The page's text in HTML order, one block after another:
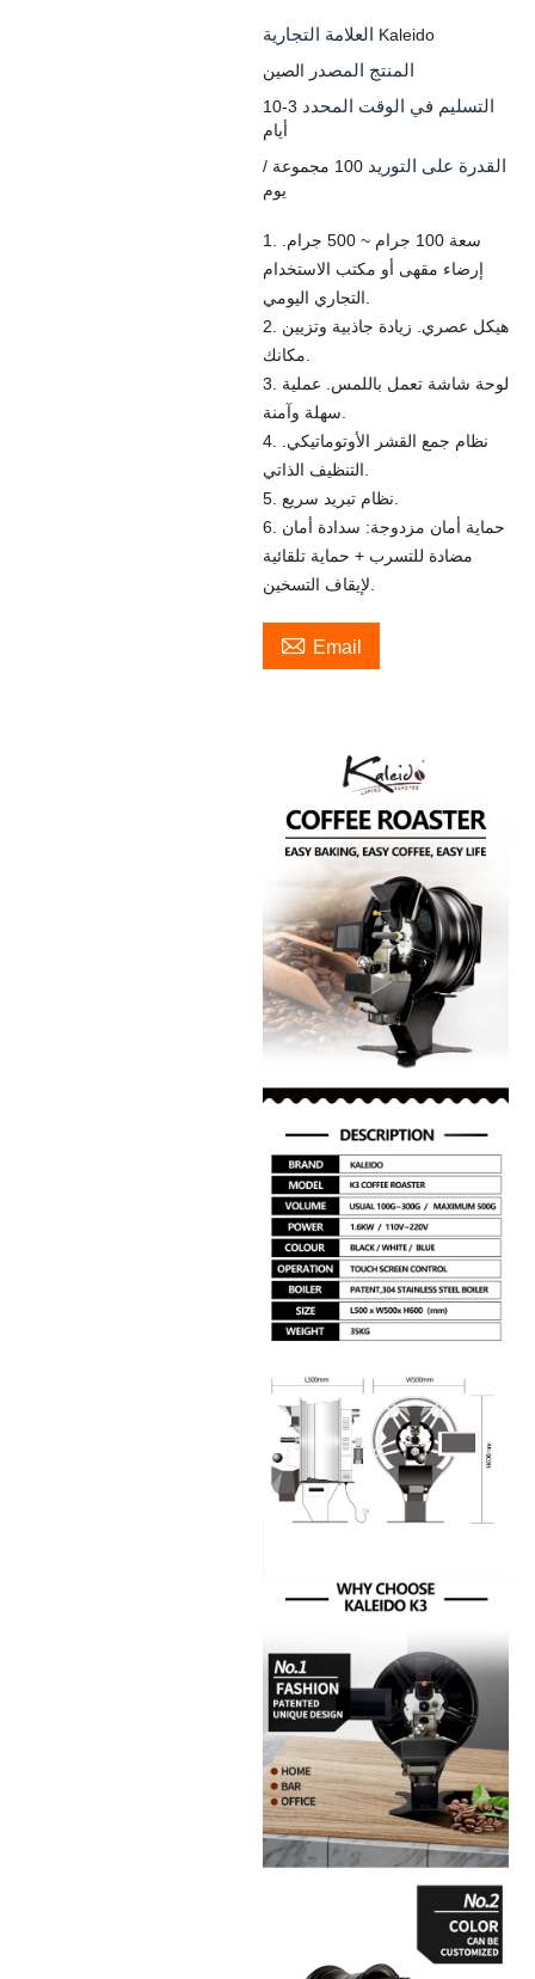
Kaleido
المنتج المصدر الصين
التسليم في الوقت المحدد
3-10
أيام
القدرة على التوريد
100 مجموعة /
يوم
1. سعة 100 جرام ~ 500 جرام.
إرضاء مقهى أو مكتب الاستخدام
2. هيكل عصري. زيادة جاذبية وتزيين
3. لوحة شاشة تعمل باللمس. عملية
4. نظام جمع القشر الأوتوماتيكي.
6. حماية أمان مزدوجة: سدادة أمان
مضادة للتسرب + حماية تلقائية
 Email